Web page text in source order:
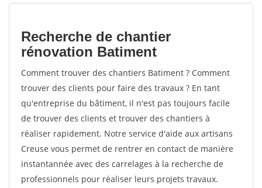
votes
Recherche de chantier
rénovation Batiment
Comment trouver des chantiers Batiment ? Comment
trouver des clients pour faire des travaux ? En tant
qu'entreprise du bâtiment, il n'est pas toujours facile
de trouver des clients et trouver des chantiers à
réaliser rapidement. Notre service d'aide aux artisans
Creuse vous permet de rentrer en contact de manière
instantannée avec des carrelages à la recherche de
professionnels pour réaliser leurs projets travaux.